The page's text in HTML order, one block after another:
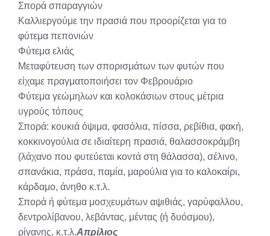
Σπορά σπαραγγιών
Καλλιεργούμε την πρασιά που προορίζεται για το
φύτεμα πεπονιών
Φύτεμα ελιάς
Μεταφύτευση των σπορισμάτων των φυτών που
είχαμε πραγματοποιήσει τον Φεβρουάριο
Φύτεμα γεώμηλων και κολοκάσιων στους μέτρια
υγρούς τόπους
Σπορά: κουκιά όψιμα, φασόλια, πίσσα, ρεβίθια, φακή,
κοκκινογούλια σε ιδιαίτερη πρασιά, θαλασσοκράμβη
(λάχανο που φυτεύεται κοντά στη θάλασσα), σέλινο,
σπανάκια, πράσα, παμία, μαρούλια για το καλοκαίρι,
κάρδαμο, άνηθο κ.τ.λ.
Σπορά ή φύτεμα μοσχευμάτων αψιθιάς, γαρύφαλλου,
δεντρολίβανου, λεβάντας, μέντας (ή δυόσμου),
ρίγανης, κ.τ.λ.Απρίλιος